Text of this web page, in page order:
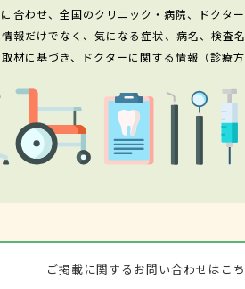
合わせ、全国のクリニック・病院、ドクタ
だけでなく、気になる症状、病名、検査
材に基づき、ドクターに関する情報（診療
ご掲載に関するお問い合わせはこ